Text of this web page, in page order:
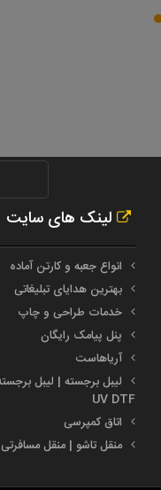
لینک های سایت
انواع جعبه و کارتن آماده
بهترین هدایای تبلیغاتی
خدمات طراحی و چاپ
پنل پیامک رایگان
آریاهاست
UV DTF
اتاق کمپرسی
منقل تاشو | منقل مسافرتی